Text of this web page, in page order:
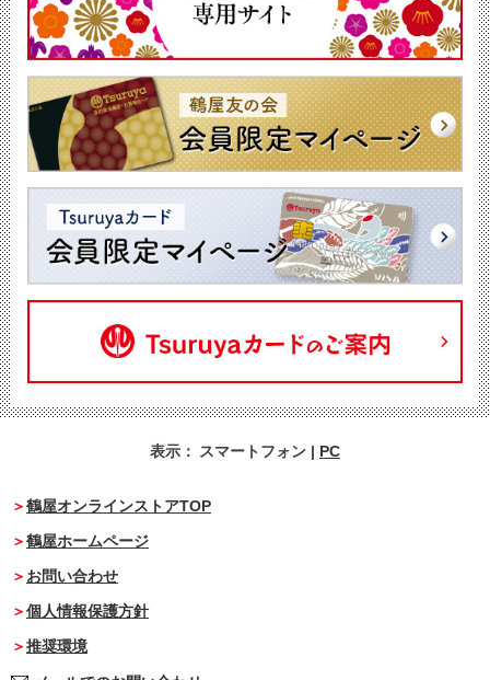
表示： スマートフォン | PC
鶴屋オンラインストアTOP
鶴屋ホームページ
お問い合わせ
個人情報保護方針
推奨環境